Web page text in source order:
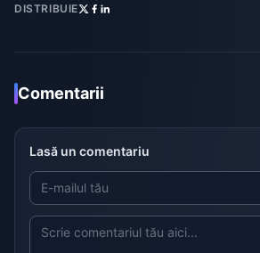
DISTRIBUIE
Comentarii
Lasă un comentariu